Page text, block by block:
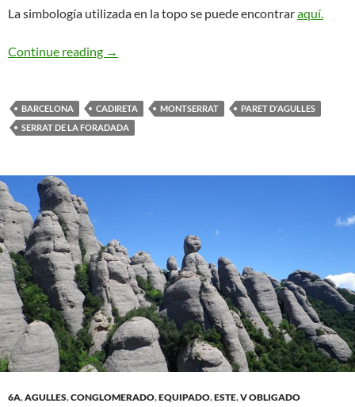
La simbología utilizada en la topo se puede encontraraquí.
Continue reading Anglada-Guillamon (entrada Guillamon &
→
BARCELONA CADIRETA MONTSERRAT
PARET D'AGULLES
SERRAT DE LA FORADADA
6A,AGULLES,CONGLOMERADO,EQUIPADO,ESTE,V OBLIGADO